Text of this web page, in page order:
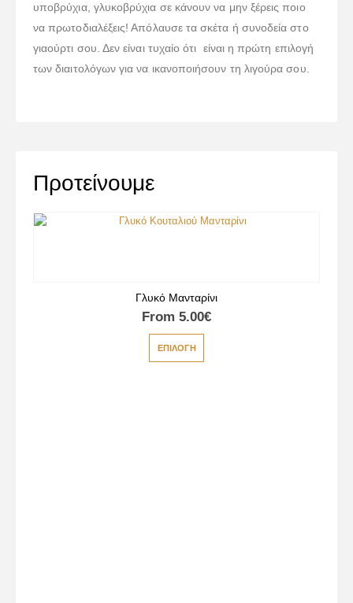
υποβρύχια, γλυκοβρύχια σε κάνουν να μην ξέρεις ποιο
να πρωτοδιαλέξεις! Απόλαυσε τα σκέτα ή συνοδεία στο
γιαούρτι σου. Δεν είναι τυχαίο ότι είναι η πρώτη επιλογή
των διαιτολόγων για να ικανοποιήσουν τη λιγούρα σου.
Προτείνουμε
Γλυκό Μανταρίνι
From 5.00€
ΕΠΙΛΟΓΉ